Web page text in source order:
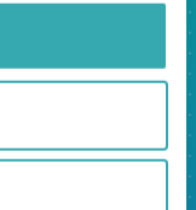
4611 in
oplossingen